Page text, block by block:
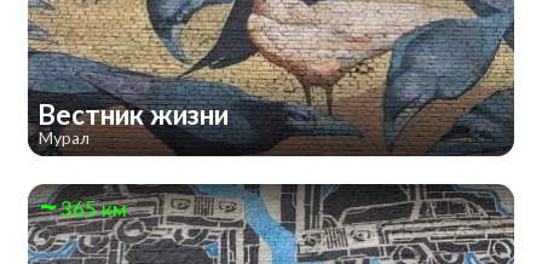
Вестник жизни
Мурал
365 км